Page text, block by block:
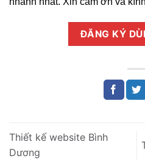
ĐĂNG KÝ
Thiết kế website Bình
Dương